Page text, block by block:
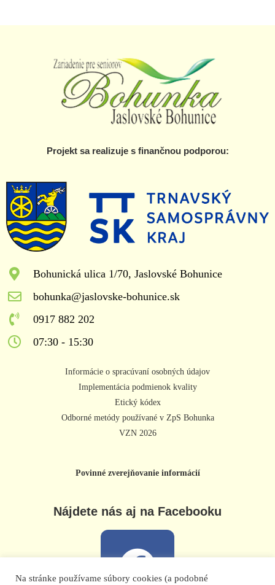
Projekt sa realizuje s finančnou podporou:
Bohunická ulica 1/70, Jaslovské Bohunice
bohunka@jaslovske-bohunice.sk
0917 882 202
07:30 - 15:30
Informácie o spracúvaní osobných údajov
Implementácia podmienok kvality
Etický kódex
Odborné metódy používané v ZpS Bohunka
VZN 2026
Povinné zverejňovanie informácií
Nájdete nás aj na Facebooku
Na stránke používame súbory cookies (a podobné